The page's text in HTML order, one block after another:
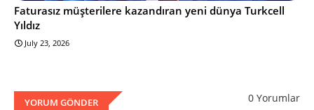
Faturasız müşterilere kazandıran yeni dünya Turkcell
Yıldız
July 23, 2026
YORUM GÖNDER 0 Yorumlar